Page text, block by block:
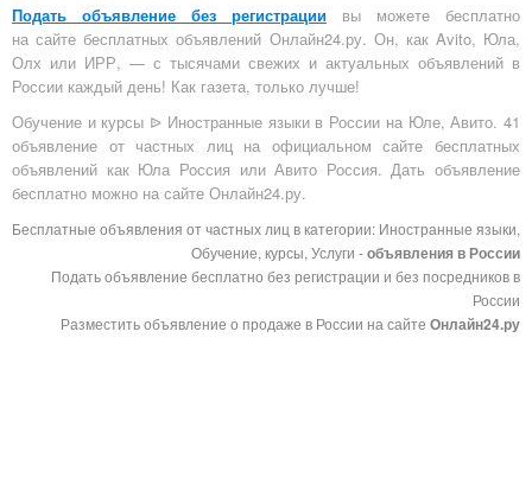
Подать объявление без регистрации вы можете бесплатно
насайте бесплатных объявлений Онлайн24.ру. Он, как Avito, Юла,
Олх или ИРР, — с тысячами свежих и актуальных объявлений в
России каждый день! Как газета, только лучше!
Обучение и курсы ᐉ Иностранные языки в России на Юле, Авито. 41
объявление от частных лиц на официальном сайте бесплатных
объявлений как Юла Россия или Авито Россия. Дать объявление
бесплатно можно на сайте Онлайн24.ру.
Бесплатные объявления от частных лиц в категории: Иностранные языки,
Обучение, курсы, Услуги -объявления в России
Подать объявление бесплатно без регистрации и без посредников в
России
Разместить объявление о продаже в России на сайте Онлайн24.ру